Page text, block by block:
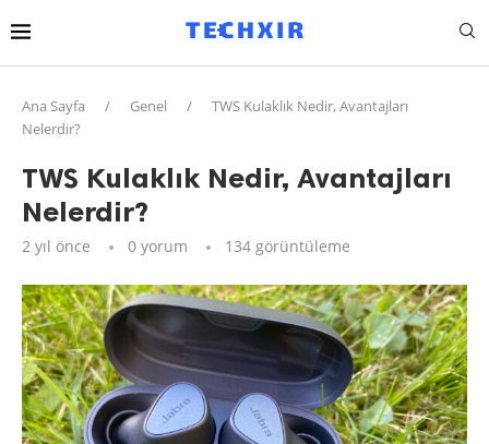
Ana Sayfa / Genel /
TWS Kulaklık Nedir, Avantajları
Nelerdir?
TWS Kulaklık Nedir, Avantajları
Nelerdir?
2 yıl önce 0 yorum 134 görüntüleme